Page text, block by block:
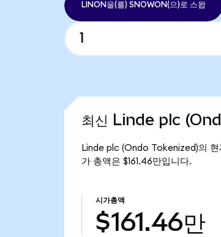
LINON을(를) SNOWON(으)로 스왑
최신 Linde plc
Linde plc (Ondo Tokenized)의
가 총액은 $161.46만입니다.
시가총액
$161.46만